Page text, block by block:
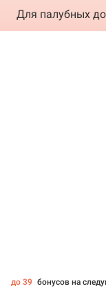
Для палубных
до 39 бонусов на